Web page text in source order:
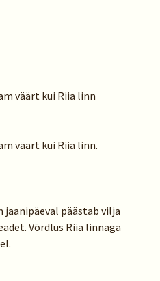
väärt kui Riia linn
väärt kui Riia linn.
päästab vilja
Võrdlus Riia linnaga